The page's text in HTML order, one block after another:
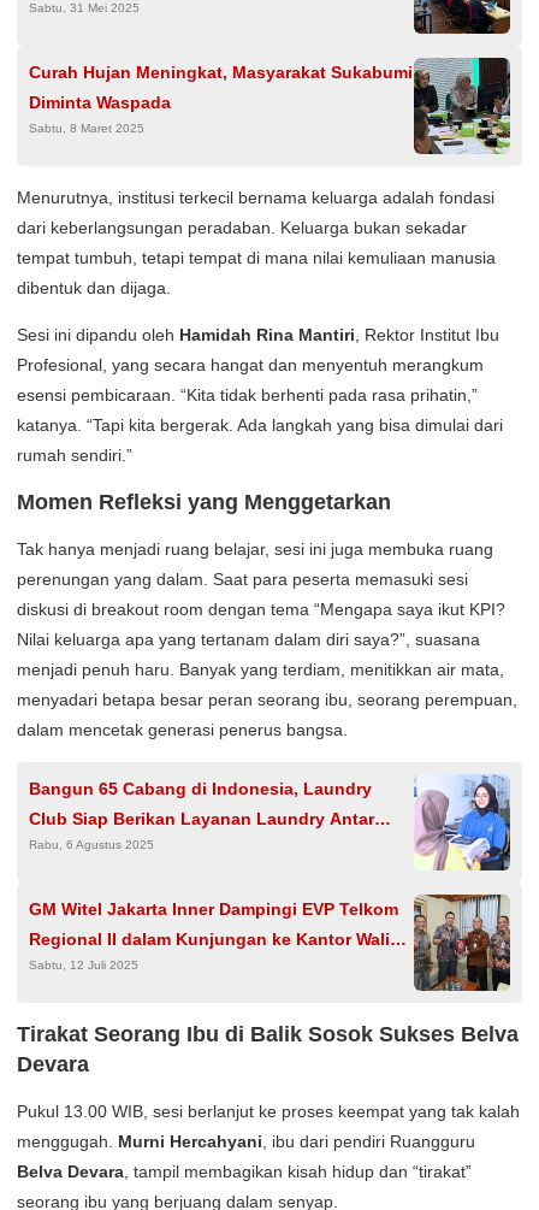
Sabtu, 31 Mei 2025
Curah Hujan Meningkat, Masyarakat Sukabumi
Diminta Waspada
Sabtu, 8 Maret 2025
Menurutnya, institusi terkecil bernama keluarga adalah fondasi
dari keberlangsungan peradaban. Keluarga bukan sekadar
tempat tumbuh, tetapi tempat di mana nilai kemuliaan manusia
dibentuk dan dijaga.
Sesi ini dipandu oleh Hamidah Rina Mantiri , Rektor Institut Ibu
Profesional, yang secara hangat dan menyentuh merangkum
esensi pembicaraan. “Kita tidak berhenti pada rasa prihatin,”
katanya. “Tapi kita bergerak. Ada langkah yang bisa dimulai dari
rumah sendiri.”
Momen Refleksi yang Menggetarkan
Tak hanya menjadi ruang belajar, sesi ini juga membuka ruang
perenungan yang dalam. Saat para peserta memasuki sesi
diskusi di breakout room dengan tema “Mengapa saya ikut KPI?
Nilai keluarga apa yang tertanam dalam diri saya?”, suasana
menjadi penuh haru. Banyak yang terdiam, menitikkan air mata,
menyadari betapa besar peran seorang ibu, seorang perempuan,
dalam mencetak generasi penerus bangsa.
Bangun 65 Cabang di Indonesia, Laundry
Club Siap Berikan Layanan Laundry Antar
Jemput Praktis
Rabu, 6 Agustus 2025
GM Witel Jakarta Inner Dampingi EVP Telkom
Regional II dalam Kunjungan ke Kantor Wali
Kota Jakarta Barat
Sabtu, 12 Juli 2025
Tirakat Seorang Ibu di Balik Sosok Sukses Belva
Devara
Pukul 13.00 WIB, sesi berlanjut ke proses keempat yang tak kalah
menggugah. Murni Hercahyani , ibu dari pendiri Ruangguru
Belva Devara , tampil membagikan kisah hidup dan “tirakat”
seorang ibu yang berjuang dalam senyap.